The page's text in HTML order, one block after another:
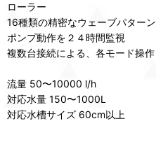
ローラー
16種類の精密なウェーブパターン
ポンプ動作を２４時間監視
複数台接続による、各モード操作
流量 50〜10000 l/h
対応水量 150〜1000L
対応水槽サイズ 60cm以上